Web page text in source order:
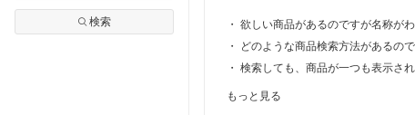
検索
産地限定米
ング 北海道 別海町
）（クラウドファン
プ 停電 防災グッズ
節電 エコフロー
ット 選べる発
泉佐野市 送料
・ 欲しい商品があるのですが名称が
・
どのような商品検索方法があるの
・ 検索しても、商品が一つも表示さ
もっと見る